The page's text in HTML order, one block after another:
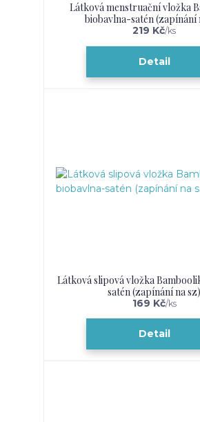
Látková menstruační vložka
biobavlna-satén (zapínání
219 Kč/ks
Detail
Látková slipová vložka
satén (zapínání na sz)
169 Kč/ks
Detail